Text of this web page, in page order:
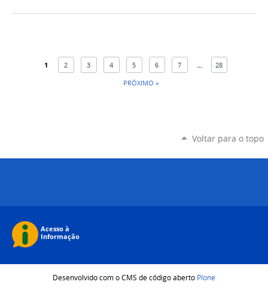
1 2 3 4 5 6 7
28
PRÓXIMO »
Voltar para o topo
Desenvolvido com o CMS de código aberto Plone